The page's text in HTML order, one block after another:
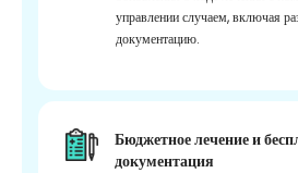
управлении случаем, включая
документацию.
Бюджетное лечение и
документация